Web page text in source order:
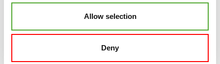
Allow selection
Deny